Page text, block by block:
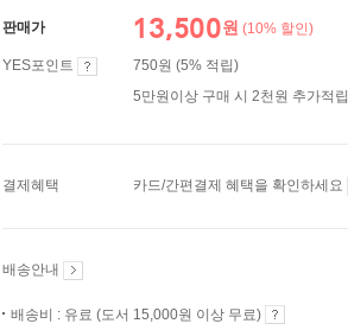
판매가 13,500원 (10% 할인)
YES포인트
750원 (5% 적립)
5만원이상 구매 시 2천원 추가적립
결제혜택 카드/간편결제 혜택을 확인하세요
배송안내
배송비 : 유료 (도서 15,000원 이상 무료)